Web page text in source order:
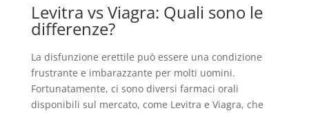
Levitra vs Viagra: Quali sono le
differenze?
La disfunzione erettile può essere una condizione
frustrante e imbarazzante per molti uomini.
Fortunatamente, ci sono diversi farmaci orali
disponibili sul mercato, come Levitra e Viagra, che